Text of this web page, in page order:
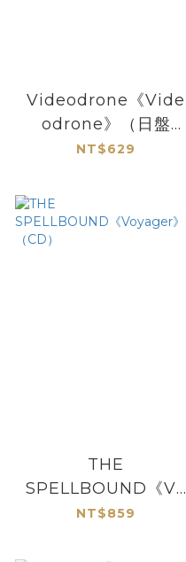
Videodrone《Vide
odrone》（日盤
CD）
NT$629
THE
SPELLBOUND《Vo
yager》（CD）
NT$859